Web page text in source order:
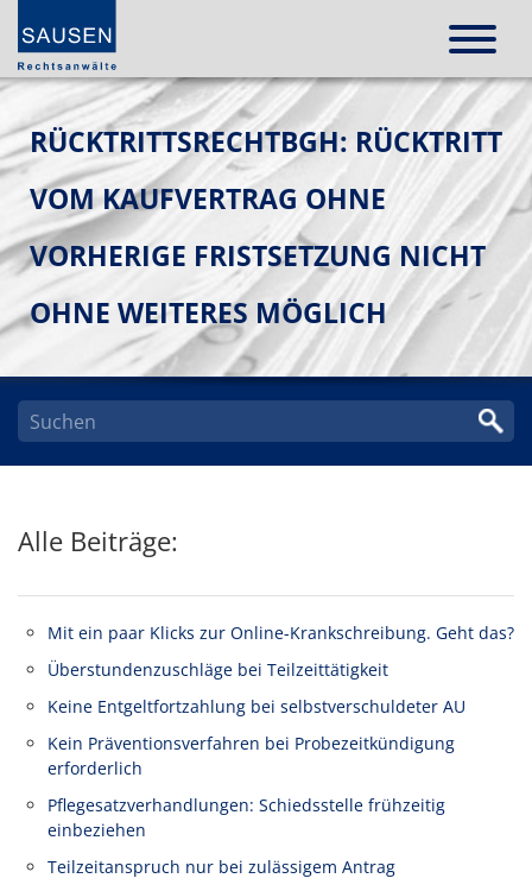
RÜCKTRITTSRECHTBGH: RÜCKTRITT
VOM KAUFVERTRAG OHNE
VORHERIGE FRISTSETZUNG NICHT
OHNE WEITERES MÖGLICH
Alle Beiträge:
Mit ein paar Klicks zur Online-Krankschreibung. Geht das?
Überstundenzuschläge bei Teilzeittätigkeit
Keine Entgeltfortzahlung bei selbstverschuldeter AU
Kein Präventionsverfahren bei Probezeitkündigung
erforderlich
Pflegesatzverhandlungen: Schiedsstelle frühzeitig
einbeziehen
Teilzeitanspruch nur bei zulässigem Antrag